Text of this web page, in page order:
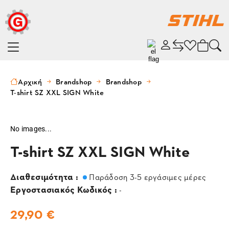
Αρχική Brandshop
Brandshop
T-shirt SZ XXL SIGN White
No images...
T-shirt SZ XXL SIGN White
Διαθεσιμότητα : Παράδοση 3-5 εργάσιμες μέρες
Εργοστασιακός Κωδικός : -
29,90 €